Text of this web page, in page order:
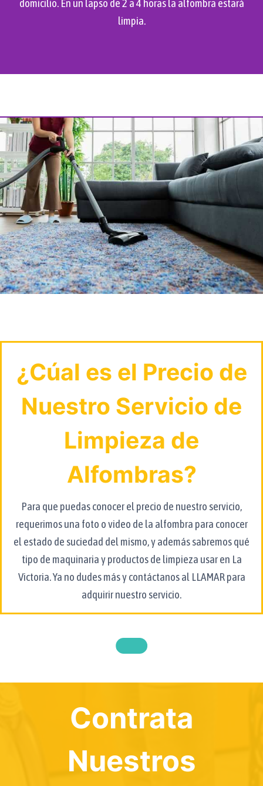
domicilio. En un lapso de 2 a 4 horas la alfombra estará
limpia.
¿Cúal es el Precio de
Nuestro Servicio de
Limpieza de
Alfombras?
Para que puedas conocer el precio de nuestro servicio,
requerimos una foto o video de la alfombra para conocer
el estado de suciedad del mismo, y además sabremos qué
tipo de maquinaria y productos de limpieza usar en La
Victoria. Ya no dudes más y contáctanos al LLAMARpara
adquirir nuestro servicio.
Contrata
Nuestros